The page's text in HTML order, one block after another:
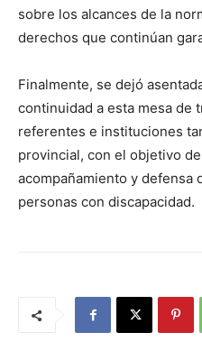
sobre los alcances de la
derechos que continúan
Finalmente, se dejó
continuidad a esta mesa de
referentes e instituciones
provincial, con el objetivo
acompañamiento y defensa
personas con discapacidad.